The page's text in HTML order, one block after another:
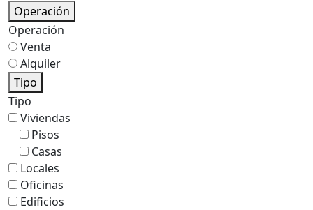
Operación
Operación
Venta
Alquiler
Tipo
Tipo
Viviendas
Pisos
Casas
Locales
Oficinas
Edificios